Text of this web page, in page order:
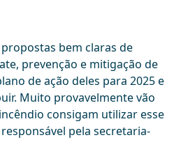
bem claras de
prevenção e mitigação de
de ação deles para 2025 e
Muito provavelmente vão
consigam utilizar esse
pela secretaria-